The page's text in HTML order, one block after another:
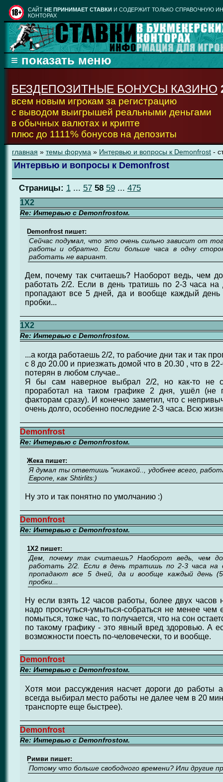
CАЙТ НЕ ПРИНИМАЕТ СТАВКИ И СОДЕРЖИТ ТОЛЬКО СПРАВОЧНУЮ
КОНТОРАХ
БЕЗДЕПОЗИТНЫЕ БОНУСЫ КАЗИНО
всем новым игрокам за регистрацию
с выводом выигрышей реальными деньгами
в обычных валютах и крипте
плюс до 1111% бонусов на депозиты
главная » темы форума » Интервью и вопросы к Demonfrost -
Интервью и вопросы к Demonfrost
Страницы: 1... 57 58 59... 475
1X2
Re: Интервью с Demonfrostом.
Demonfrost пишет:
Сейчас подумал, что это очень сильно зависит от
работы и обратно. Если больше часа в одну
работать не вариант.
Дем, почему так считаешь? Наоборот ведь, чем
работать 2/2. Если в день тратишь по 2-3 часа на
пропадают все 5 дней, да и вообще каждый день
пробки...
1X2
Re: Интервью с Demonfrostом.
...а когда работаешь 2/2, то рабочие дни так и так
с 8 до 20.00 и приезжать домой что в 20.30 , что в
потерян в любом случае..
Я бы сам наверное выбрал 2/2, но как-то не
проработал на таком графике 2 дня, ушёл (не
факторам сразу). И конечно заметил, что с
очень долго, особенно последние 2-3 часа. Всю
Demonfrost
Re: Интервью с Demonfrostом.
Жека пишет:
Я думал ты ответишь "никакой.., удобнее всего,
Европе, как Shtirlits:)
Ну это и так понятно по умолчанию :)
Demonfrost
Re: Интервью с Demonfrostом.
1X2 пишет:
Дем, почему так считаешь? Наоборот ведь, чем
работать 2/2. Если в день тратишь по 2-3 часа на
пропадают все 5 дней, да и вообще каждый день
пробки...
Ну если взять 12 часов работы, более двух часов
надо проснуться-умыться-собраться не менее
помыться, тоже час, то получается, что на сон
по такому графику - это явный вред здоровью. А
возможности поесть по-человечески, то и вообще.
Demonfrost
Re: Интервью с Demonfrostом.
Хотя мои рассуждения насчет дороги до работы
всегда выбирал место работы не далее чем в 20
транспорте еще быстрее).
Demonfrost
Re: Интервью с Demonfrostом.
Римви пишет:
Потому что больше свободного времени? Или другие